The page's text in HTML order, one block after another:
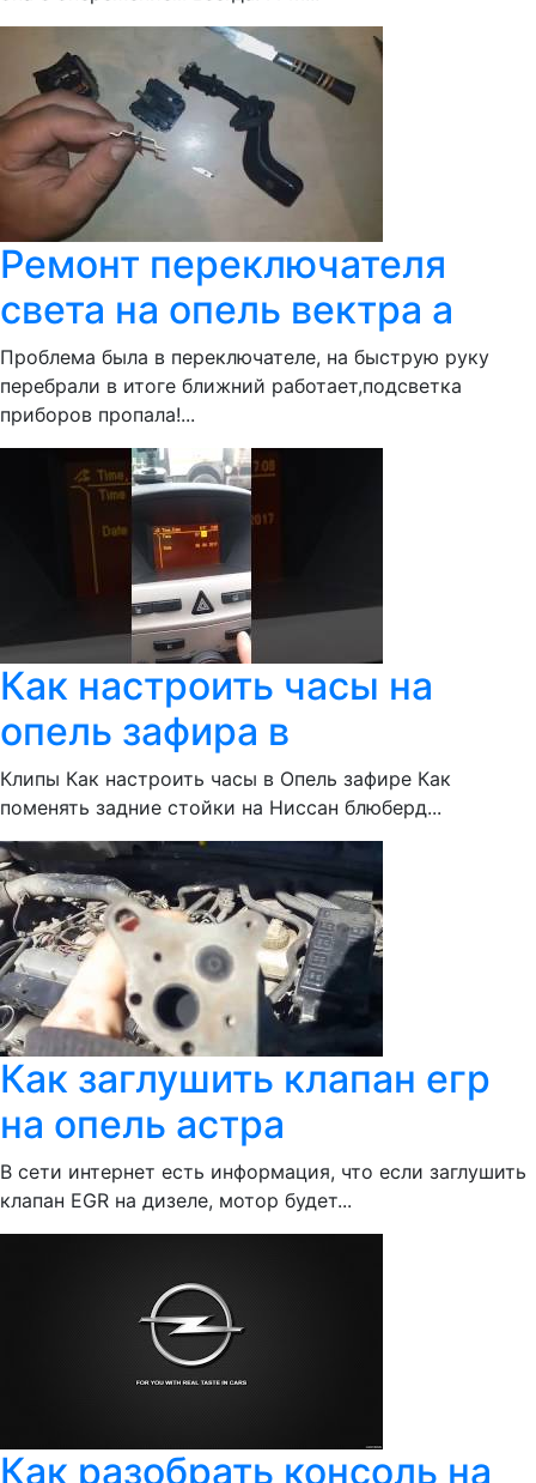
Ремонт переключателя
света на опель вектра а
Проблема была в переключателе, на быструю руку
перебрали в итоге ближний работает,подсветка
приборов пропала!...
Как настроить часы на
опель зафира в
Клипы Как настроить часы в Опель зафире Как
поменять задние стойки на Ниссан блюберд...
Как заглушить клапан егр
на опель астра
В сети интернет есть информация, что если заглушить
клапан EGR на дизеле, мотор будет...
Как разобрать консоль на